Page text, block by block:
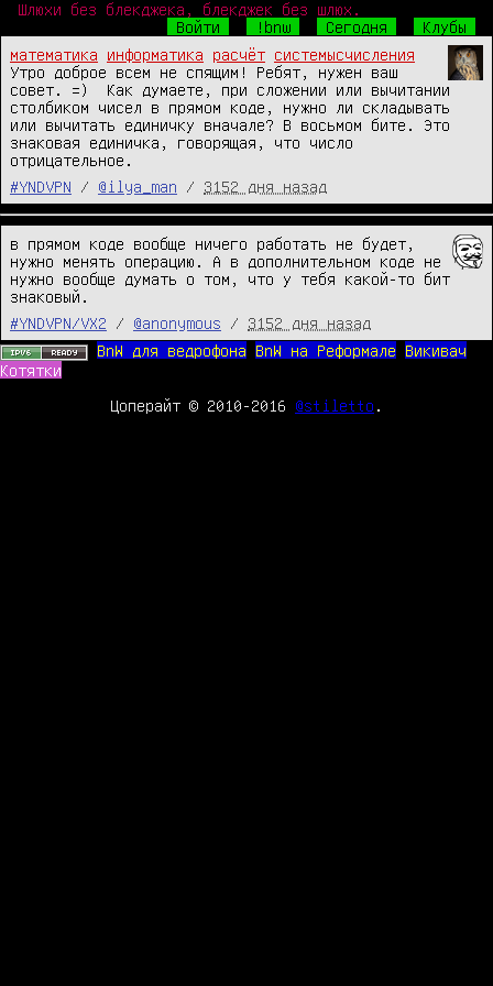
Шлюхи без блекджека, блекджек без шлюх.
Войти
!bnw Сегодня
Клубы
математика
информатика расчёт системысчисления
Утро доброе всем не спящим! Ребят, нужен ваш
совет. =)  Как думаете, при сложении или вычитании
столбиком чисел в прямом коде, нужно ли складывать
или вычитать единичку вначале? В восьмом бите. Это
знаковая единичка, говорящая, что число
отрицательное.
#YNDVPN
/ @ilya_man / 3152 дня назад
в прямом коде вообще ничего работать не будет,
нужно менять операцию. А в дополнительном коде не
нужно вообще думать о том, что у тебя какой-то бит
знаковый.
#YNDVPN/VX2
/ @anonymous / 3152 дня назад
BnW для ведрофона
BnW на Реформале
Викивач
Котятки
Цоперайт © 2010-2016 @stiletto